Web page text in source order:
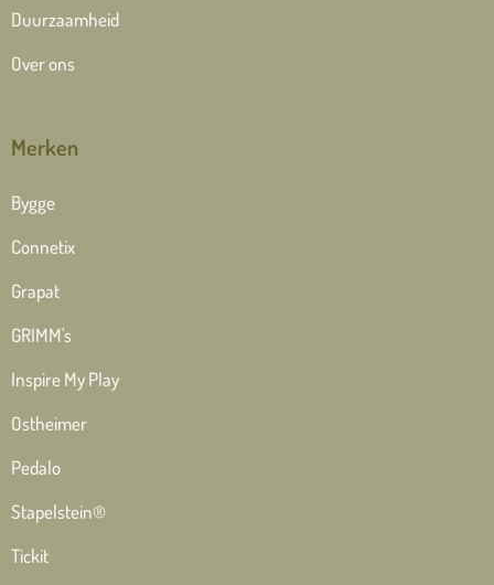
Duurzaamheid
Over ons
Merken
Bygge
Connetix
Grapat
GRIMM's
Inspire My Play
Ostheimer
Pedalo
Stapelstein®
Tickit